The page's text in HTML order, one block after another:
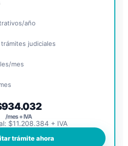
año
judiciales
mes
/mes + IVA
$11.208.384 + IVA
trámite ahora